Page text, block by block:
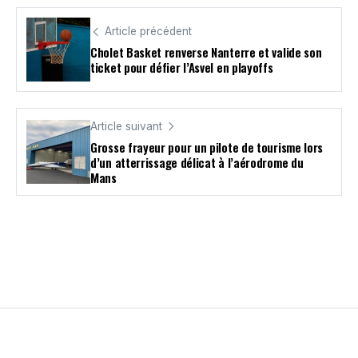
Article précédent
Cholet Basket renverse Nanterre et valide son
ticket pour défier l’Asvel en playoffs
Article suivant
Grosse frayeur pour un pilote de tourisme lors
d’un atterrissage délicat à l’aérodrome du
Mans